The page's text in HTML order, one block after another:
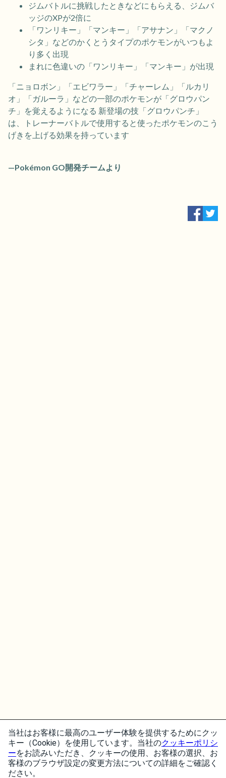
ジムバトルに挑戦したときなどにもらえる、ジムバ
ッジのXPが2倍に
「ワンリキー」「マンキー」「アサナン」「マクノ
シタ」などのかくとうタイプのポケモンがいつもよ
り多く出現
まれに色違いの「ワンリキー」「マンキー」が出現
「ニョロボン」「エビワラー」「チャーレム」「ルカリ
オ」「ガルーラ」などの一部のポケモンが「グロウパン
チ」を覚えるようになる 新登場の技「グロウパンチ」
は、トレーナーバトルで使用すると使ったポケモンのこう
げきを上げる効果を持っています
—Pokémon GO開発チームより
当社はお客様に最高のユーザー体験を提供するためにクッ
キー（Cookie）を使用しています。当社のクッキーポリシ
ーをお読みいただき、クッキーの使用、お客様の選択、お
客様のブラウザ設定の変更方法についての詳細をご確認く
ださい。